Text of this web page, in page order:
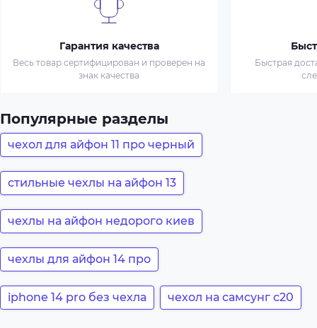
Гарантия качества
Весь товар сертифицирован и проверен на
знак качества
Быстрая
Популярные разделы
чехол для айфон 11 про черный
стильные чехлы на айфон 13
чехлы на айфон недорого киев
чехлы для айфон 14 про
iphone 14 pro без чехла чехол на самсунг с20